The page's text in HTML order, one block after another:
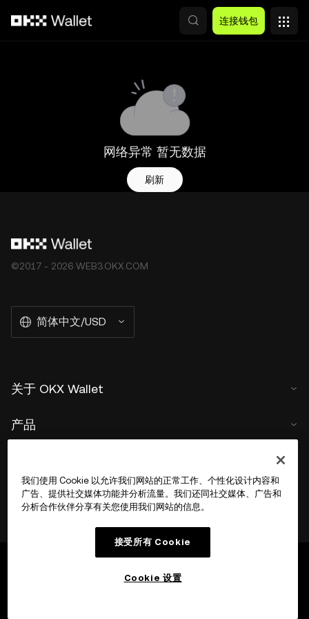
连接钱包
网络异常 暂无数据
刷新
©2017 - 2026 WEB3.OKX.COM
简体中文/USD
关于 OKX Wallet
产品
我们使用 Cookie 以允许我们网站的正常工作、个性化设计内容和
广告、提供社交媒体功能并分析流量。我们还同社交媒体、广告和
分析合作伙伴分享有关您使用我们网站的信息。
接受所有 Cookie
Cookie 设置